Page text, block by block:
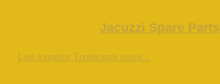
Jacuzzi Spare Parts
Les experts Tropicspa vous...